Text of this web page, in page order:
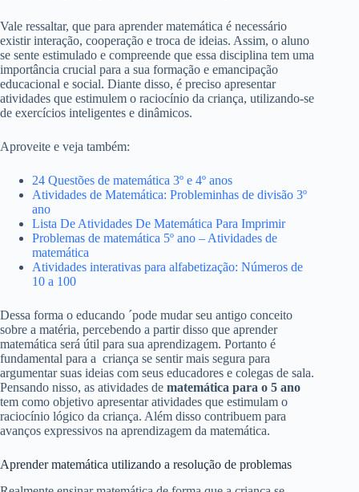
Vale ressaltar, que para aprender matemática é necessário
existir interação, cooperação e troca de ideias. Assim, o aluno
se sente estimulado e compreende que essa disciplina tem uma
importância crucial para a sua formação e emancipação
educacional e social. Diante disso, é preciso apresentar
atividades que estimulem o raciocínio da criança, utilizando-se
de exercícios inteligentes e dinâmicos.
Aproveite e veja também:
24 Questões de matemática 3º e 4º anos
Atividades de Matemática: Probleminhas de divisão 3º
ano
Lista De Atividades De Matemática Para Imprimir
Problemas de matemática 5º ano – Atividades de
matemática
Atividades interativas para alfabetização: Números de
10 a 100
Dessa forma o educando ´pode mudar seu antigo conceito
sobre a matéria, percebendo a partir disso que aprender
matemática será útil para sua aprendizagem. Portanto é
fundamental para a criança se sentir mais segura para
argumentar suas ideias com seus educadores e colegas de sala.
Pensando nisso, as atividades de matemática para o 5 ano
tem como objetivo apresentar atividades que estimulam o
raciocínio lógico da criança. Além disso contribuem para
avanços expressivos na aprendizagem da matemática.
Aprender matemática utilizando a resolução de problemas